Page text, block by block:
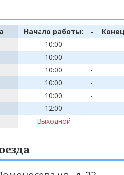
Начало работы: -
10:00
-
10:00
-
10:00
-
10:00
-
10:00
-
12:00
-
Выходной -